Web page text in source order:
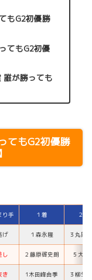
もG2初優勝
てもG2初優
誰が勝っても
てもG2初優勝
り手 １着 ２着
げ １ 森永隆 ３ 丸岡
し ２ 藤原啓史朗 ５ 大峯
き 1木田峰由季 ３ 柳生